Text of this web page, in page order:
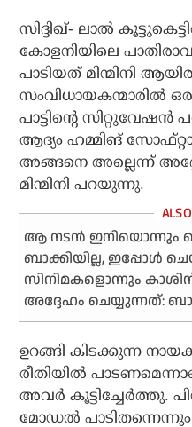
സിദ്ദിഖ്- ലാല്‍
കോളനിയിലെ
പാടിയത് മിന്മിനി
സംവിധായകന്മാരില്‍
പാട്ടിന്റെ
ആദ്യം ഹമ്മിങ്
അങ്ങനെ അല്ലെന്ന്
മിന്മിനി പറയുന്നു.
ആ നടന്‍ ഇനിയൊന്നും
ബാക്കിയില്ല, ഇപ്പോള്‍
സിനിമകളൊന്നും കാശിന്
അദ്ദേഹം ചെയ്യുന്നത്:
ഉറങ്ങി കിടക്കുന്ന
രീതിയില്‍
അവര്‍ കൂട്ടിച്ചേര്‍ത്തു.
മോഡല്‍